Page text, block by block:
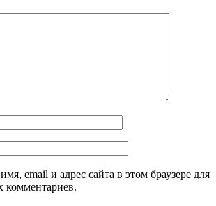
email и адрес сайта в этом браузере для